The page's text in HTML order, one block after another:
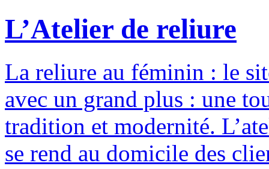
L’Atelier de reliure
La reliure au féminin : le
avec un grand plus : une
tradition et modernité.
se rend au domicile des